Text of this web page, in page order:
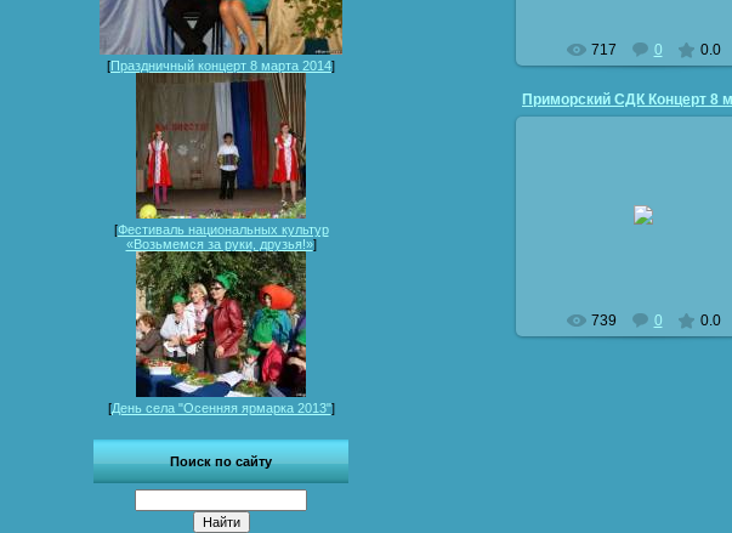
[Праздничный концерт 8 марта 2014]
[Фестиваль национальных культур
«Возьмемся за руки, друзья!»]
[День села "Осенняя ярмарка 2013"]
Поиск по сайту
717 0 0.0
739 0 0.0